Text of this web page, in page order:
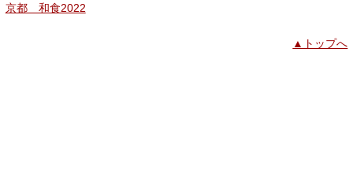
京都 和食2022
▲トップへ